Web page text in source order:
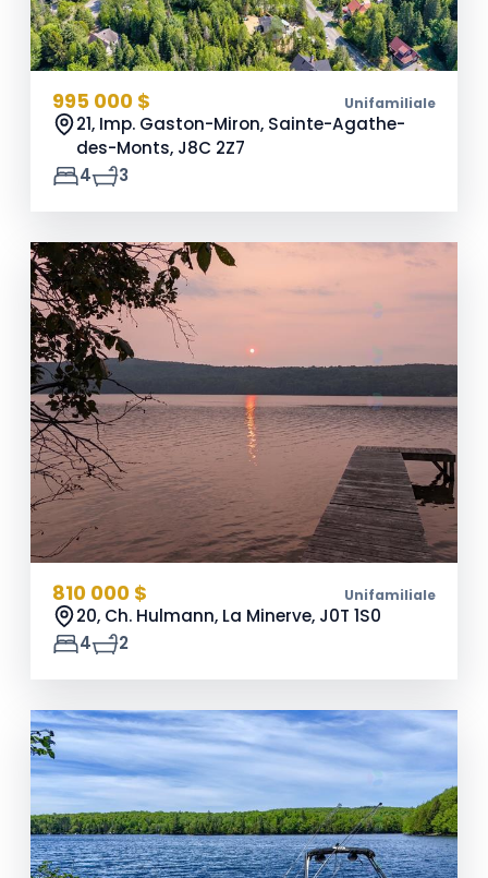
995 000 $ Unifamiliale
21, Imp. Gaston-Miron, Sainte-Agathe-
des-Monts, J8C 2Z7
4
3
810 000 $ Unifamiliale
20, Ch. Hulmann, La Minerve, J0T 1S0
4
2